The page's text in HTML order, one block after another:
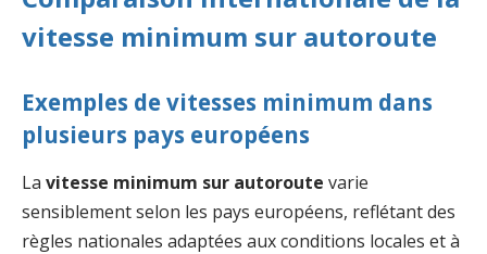
vitesse minimum sur autoroute
Exemples de vitesses minimum dans
plusieurs pays européens
La vitesse minimum sur autoroute varie
sensiblement selon les pays européens, reflétant des
règles nationales adaptées aux conditions locales et à